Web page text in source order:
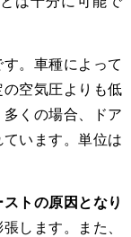
。車種によって
空気圧よりも低
くの場合、ドア
います。単位は
トの原因となり
します。また、